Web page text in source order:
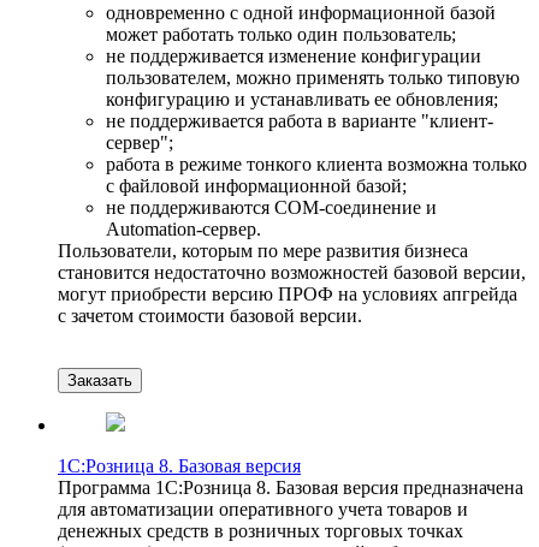
одновременно с одной информационной базой
может работать только один пользователь;
не поддерживается изменение конфигурации
пользователем, можно применять только типовую
конфигурацию и устанавливать ее обновления;
не поддерживается работа в варианте "клиент-
сервер";
работа в режиме тонкого клиента возможна только
с файловой информационной базой;
не поддерживаются COM-соединение и
Automation-сервер.
Пользователи, которым по мере развития бизнеса
становится недостаточно возможностей базовой версии,
могут приобрести версию ПРОФ на условиях апгрейда
с зачетом стоимости базовой версии.
Заказать
1С:Розница 8. Базовая версия
Программа 1С:Розница 8. Базовая версия предназначена
для автоматизации оперативного учета товаров и
денежных средств в розничных торговых точках